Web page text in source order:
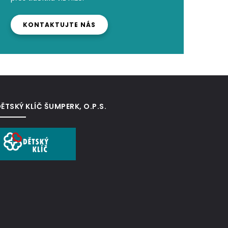
KONTAKTUJTE NÁS
KLÍČ ŠUMPERK, O.P.S.